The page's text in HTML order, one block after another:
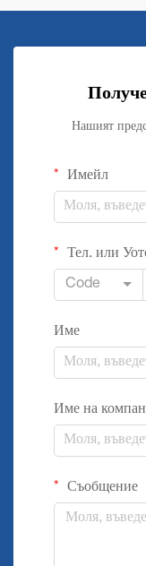
Нашият
Имейл
Тел. или
Code
Име
Име на
Съобщение